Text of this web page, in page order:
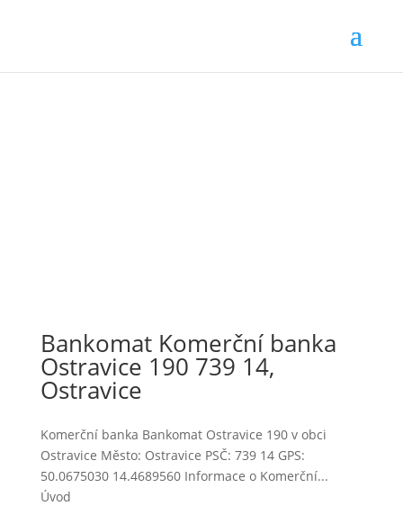
Bankomat Komerční banka
Ostravice 190 739 14,
Ostravice
Komerční banka Bankomat Ostravice 190 v obci
Ostravice Město: Ostravice PSČ: 739 14 GPS:
50.0675030 14.4689560 Informace o Komerční...
Úvod